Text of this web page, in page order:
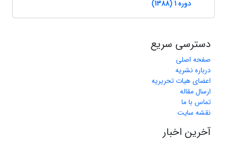
دوره 1 (1388)
دسترسی سریع
صفحه اصلی
درباره نشریه
اعضای هیات تحریریه
ارسال مقاله
تماس با ما
نقشه سایت
آخرین اخبار